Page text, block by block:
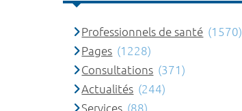
Professionnels de santé (1570)
Pages (1228)
Consultations (371)
Actualités (244)
Services (88)